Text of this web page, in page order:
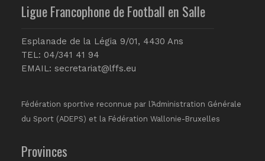
Ligue Francophone de Football en Salle
Esplanade de la Légia 9/01, 4430 Ans
TEL: 04/341 41 94
EMAIL: secretariat@lffs.eu
Fédération sportive reconnue par l’Administration Générale
du Sport (ADEPS) et la Fédération Wallonie-Bruxelles
Provinces